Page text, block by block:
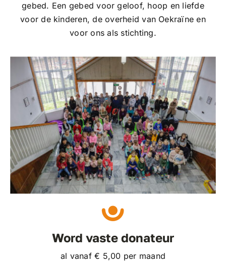
gebed. Een gebed voor geloof, hoop en liefde
voor de kinderen, de overheid van Oekraïne en
voor ons als stichting.
Word vaste donateur
al vanaf € 5,00 per maand